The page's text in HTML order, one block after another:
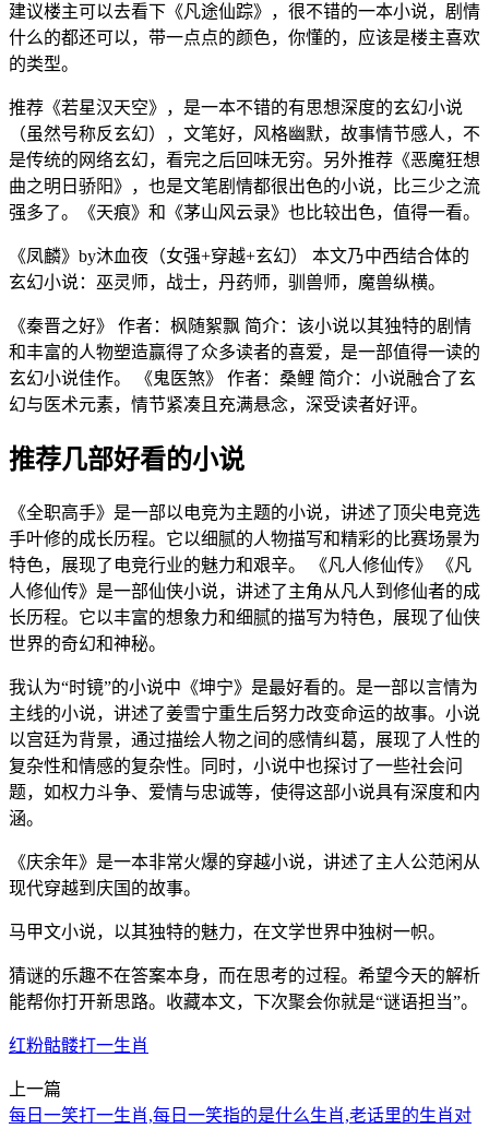
建议楼主可以去看下《凡途仙踪》，很不错的一本小说，剧情
什么的都还可以，带一点点的颜色，你懂的，应该是楼主喜欢
的类型。
推荐《若星汉天空》，是一本不错的有思想深度的玄幻小说
（虽然号称反玄幻），文笔好，风格幽默，故事情节感人，不
是传统的网络玄幻，看完之后回味无穷。另外推荐《恶魔狂想
曲之明日骄阳》，也是文笔剧情都很出色的小说，比三少之流
强多了。《天痕》和《茅山风云录》也比较出色，值得一看。
《凤麟》by沐血夜（女强+穿越+玄幻） 本文乃中西结合体的
玄幻小说：巫灵师，战士，丹药师，驯兽师，魔兽纵横。
《秦晋之好》 作者：枫随絮飘 简介：该小说以其独特的剧情
和丰富的人物塑造赢得了众多读者的喜爱，是一部值得一读的
玄幻小说佳作。 《鬼医煞》 作者：桑鲤 简介：小说融合了玄
幻与医术元素，情节紧凑且充满悬念，深受读者好评。
推荐几部好看的小说
《全职高手》是一部以电竞为主题的小说，讲述了顶尖电竞选
手叶修的成长历程。它以细腻的人物描写和精彩的比赛场景为
特色，展现了电竞行业的魅力和艰辛。 《凡人修仙传》 《凡
人修仙传》是一部仙侠小说，讲述了主角从凡人到修仙者的成
长历程。它以丰富的想象力和细腻的描写为特色，展现了仙侠
世界的奇幻和神秘。
我认为“时镜”的小说中《坤宁》是最好看的。是一部以言情为
主线的小说，讲述了姜雪宁重生后努力改变命运的故事。小说
以宫廷为背景，通过描绘人物之间的感情纠葛，展现了人性的
复杂性和情感的复杂性。同时，小说中也探讨了一些社会问
题，如权力斗争、爱情与忠诚等，使得这部小说具有深度和内
涵。
《庆余年》是一本非常火爆的穿越小说，讲述了主人公范闲从
现代穿越到庆国的故事。
马甲文小说，以其独特的魅力，在文学世界中独树一帜。
猜谜的乐趣不在答案本身，而在思考的过程。希望今天的解析
能帮你打开新思路。收藏本文，下次聚会你就是“谜语担当”。
红粉骷髅打一生肖
上一篇
每日一笑打一生肖,每日一笑指的是什么生肖,老话里的生肖对